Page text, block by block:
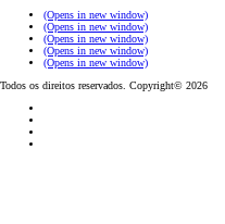
(Opens in new window)
(Opens in new window)
(Opens in new window)
(Opens in new window)
(Opens in new window)
Todos os direitos reservados. Copyright© 2026